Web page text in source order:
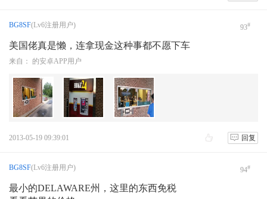
BG8SF(Lv6注册用户) 93#
美国佬真是懒，连拿现金这种事都不愿下车
来自： 的安卓APP用户
2013-05-19 09:39:01 回复
BG8SF(Lv6注册用户) 94#
最小的DELAWARE州，这里的东西免税